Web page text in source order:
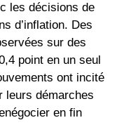
les décisions de
d’inflation. Des
sur des
point en un seul
ont incité
leurs démarches
en fin